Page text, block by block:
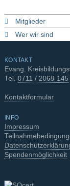
Mitglieder
Wer wir sind
KONTAKT
Evang.
Tel. 0711 / 2068-145
Kontaktformular
INFO
Impressum
Spendenmöglichkeit